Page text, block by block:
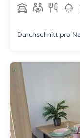
Durchschnitt pro